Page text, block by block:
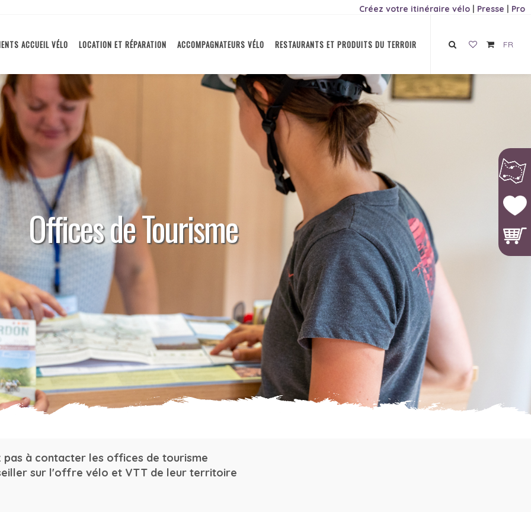
Créez votre itinéraire vélo | Presse | Pro
ACCUEIL VÉLO LOCATION ET RÉPARATION ACCOMPAGNATEURS VÉLO RESTAURANTS ET PRODUITS DU TERROIR FR
Offices de Tourisme
à contacter les offices de tourisme
sur l'offre vélo et VTT de leur territoire